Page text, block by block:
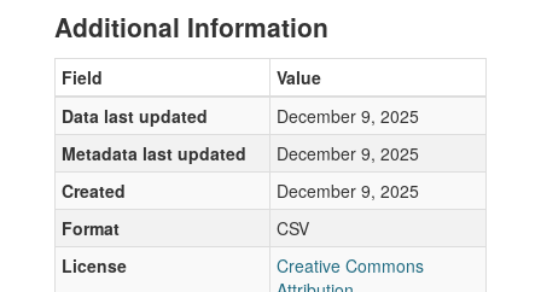
Additional Information
Field
Value
Data last updated
December 9, 2025
Metadata last updated
December 9, 2025
Created
December 9, 2025
Format
CSV
License
Creative Commons